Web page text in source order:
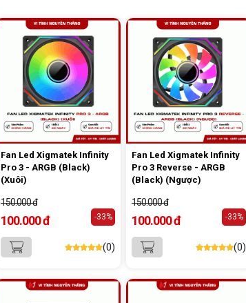
Fan Led Xigmatek Infinity
Pro 3 - ARGB (Black)
(Xuôi)
150.000 đ
100.000 đ -33%
(0)
Fan Led Xigmatek Infinity
Pro 3 Reverse - ARGB
(Black) (Ngược)
150.000 đ
100.000 đ -33%
(0)